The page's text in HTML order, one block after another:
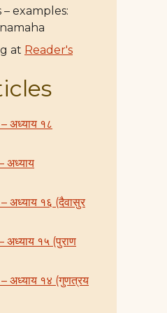
examples:
at Reader's
– अध्याय १८
अध्याय
– अध्याय १६ (दैवासुर
अध्याय १५ (पुराण
– अध्याय १४ (गुणत्रय